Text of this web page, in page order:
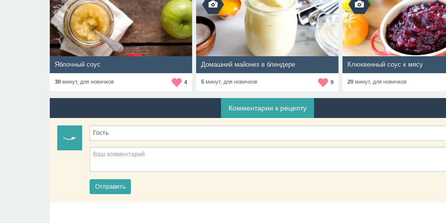
Яблочный соус
30минут, для новичков 4
Домашний майонез в блендере
5минут, для новичков 9
Клюквенный соус к мясу
20 минут, для новичков
Комментарии к рецепту
Отправить